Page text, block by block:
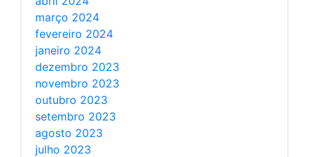
março 2024
fevereiro 2024
janeiro 2024
dezembro 2023
novembro 2023
outubro 2023
setembro 2023
agosto 2023
julho 2023